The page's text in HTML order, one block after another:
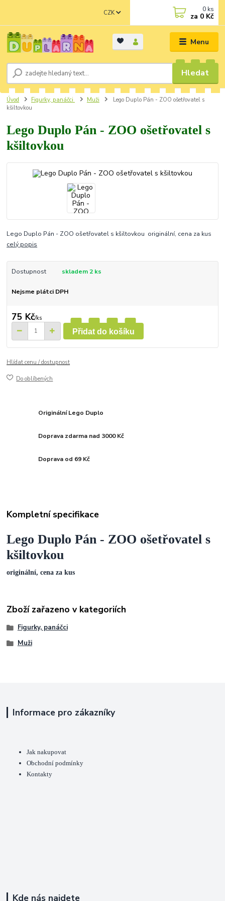
Menu
CZK
Hledat
0 ks
za 0 Kč
Úvod Figurky, panáčci Muži
Lego Duplo Pán - ZOO ošetřovatel s
kšiltovkou
Lego Duplo Pán - ZOO ošetřovatel s
kšiltovkou
Lego Duplo Pán - ZOO ošetřovatel s kšiltovkou originální, cena za kus
celý popis
Dostupnost skladem 2 ks
Nejsme plátci DPH
75 Kč/ks
Přidat do košíku
Hlídat cenu / dostupnost
Do oblíbených
Originální Lego Duplo
Doprava zdarma nad 3000 Kč
Doprava od 69 Kč
Kompletní specifikace
Lego Duplo Pán - ZOO ošetřovatel s
kšiltovkou
originální, cena za kus
Zboží zařazeno v kategoriích
Figurky, panáčci
Muži
Informace pro zákazníky
Jak nakupovat
Obchodní podmínky
Kontakty
Kde nás najdete